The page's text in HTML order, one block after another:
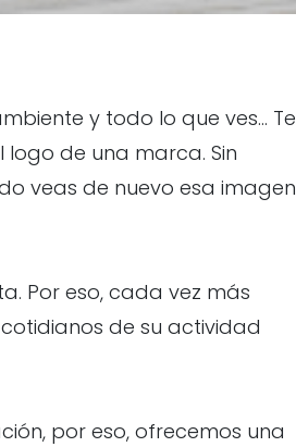
y todo lo que ves... Te
de una marca. Sin
veas de nuevo esa imagen
Por eso, cada vez más
de su actividad
por eso, ofrecemos una